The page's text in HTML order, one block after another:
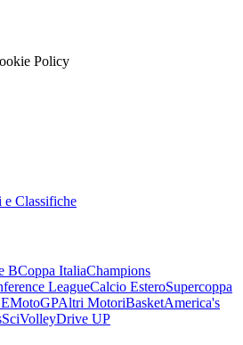
Policy
e Classifiche
BCoppa ItaliaChampions
LeagueCalcio EsteroSupercoppa
MotoGPAltri MotoriBasketAmerica's
SciVolleyDrive UP